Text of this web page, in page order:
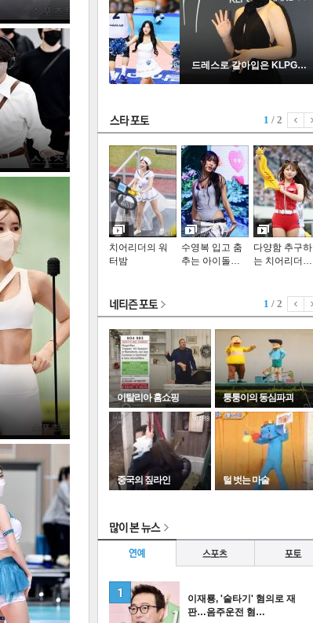
인기포토
드레스로 갈아입은 KLPGA …
1 / 2
치어리더의 워
터밤
수영복 입고 춤
추는 아이돌…
다양함 추구하
는 치어리더…
1 / 2
이탈리아 홈쇼핑 퉁퉁이의 동심파괴
중국의 짚라인 털 벗는 마술
이재룡, '술타기' 혐의로 재
판…음주운전 혐…